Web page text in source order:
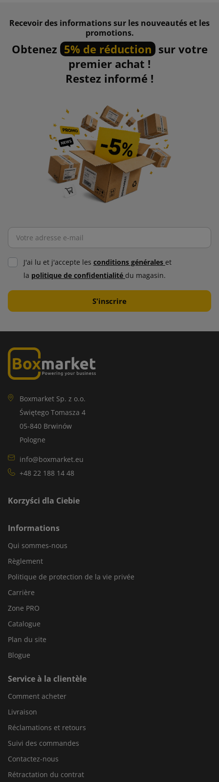
Recevoir des informations sur les nouveautés et les
promotions.
Obtenez 5% de réduction sur votre
premier achat !
Restez informé !
J'ai lu et j'accepte les conditions générales et
la politique de confidentialité du magasin.
Boxmarket Sp. z o.o.
Świętego Tomasza 4
05-840 Brwinów
Pologne
info@boxmarket.eu
+48 22 188 14 48
Korzyści dla Ciebie
Informations
Qui sommes-nous
Règlement
Politique de protection de la vie privée
Carrière
Zone PRO
Catalogue
Plan du site
Blogue
Service à la clientèle
Comment acheter
Livraison
Réclamations et retours
Suivi des commandes
Contactez-nous
Rétractation du contrat